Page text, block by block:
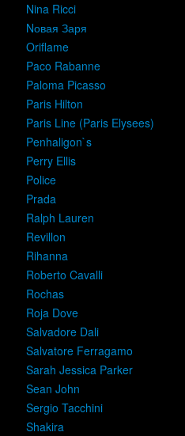
Nina Ricci
Nовая Заря
Oriflame
Paco Rabanne
Paloma Picasso
Paris Hilton
Paris Line (Paris Elysees)
Penhaligon`s
Perry Ellis
Police
Prada
Ralph Lauren
Revillon
Rihanna
Roberto Cavalli
Rochas
Roja Dove
Salvadore Dali
Salvatore Ferragamo
Sarah Jessica Parker
Sean John
Sergio Tacchini
Shakira